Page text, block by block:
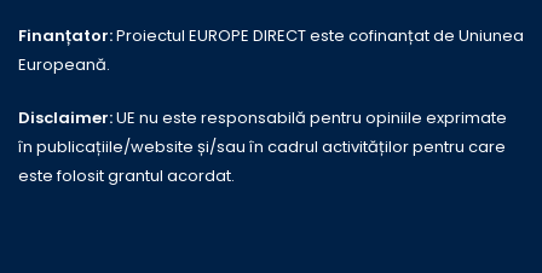
Finanțator:Proiectul EUROPE DIRECT este cofinanțat de Uniunea
Europeană.
Disclaimer:UE nu este responsabilă pentru opiniile exprimate
în publicațiile/website și/sau în cadrul activităților pentru care
este folosit grantul acordat.